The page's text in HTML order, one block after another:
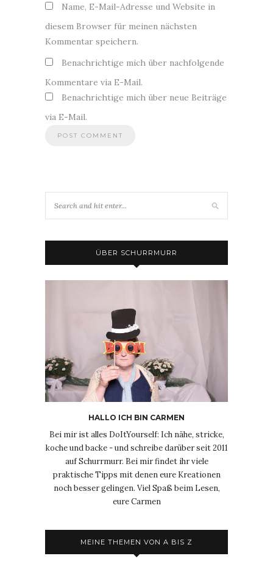
Name, E-Mail-Adresse und Website in
diesem Browser für meinen nächsten
Kommentar speichern.
Benachrichtige mich über nachfolgende
Kommentare via E-Mail.
Benachrichtige mich über neue Beiträge
via E-Mail.
ÜBER SCHURRMURR
HALLO ICH BIN CARMEN
Bei mir ist alles DoItYourself: Ich nähe, stricke,
koche und backe - und schreibe darüber seit 2011
auf Schurrmurr. Bei mir findet ihr viele
praktische Tipps mit denen eure Kreationen
noch besser gelingen. Viel Spaß beim Lesen,
eure Carmen
MEINE THEMEN VON A BIS Z